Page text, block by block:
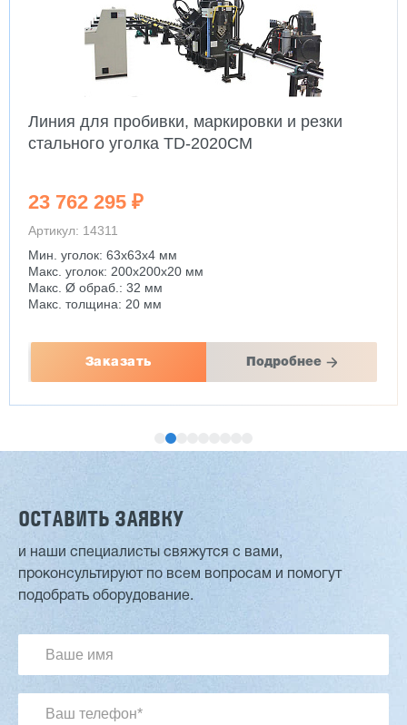
Линия для пробивки, маркировки и резки
стального уголка TD-2020CM
23 762 295 ₽
Артикул: 14311
Мин. уголок: 63x63x4 мм
Макс. уголок: 200x200x20 мм
Макс. Ø обраб.: 32 мм
Макс. толщина: 20 мм
Заказать Подробнее
Двухсторонний шипорез MX6015
2 901 639 ₽
Артикул: 2497
ОСТАВИТЬ ЗАЯВКУ
и наши специалисты свяжутся с вами,
проконсультируют по всем вопросам и помогут
подобрать оборудование.